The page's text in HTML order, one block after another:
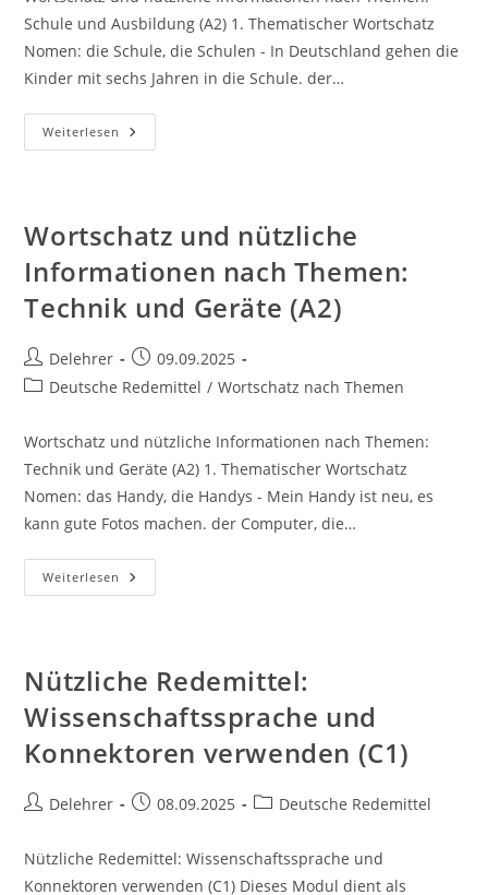
Schule und Ausbildung (A2) 1. Thematischer Wortschatz
Nomen: die Schule, die Schulen - In Deutschland gehen die
Kinder mit sechs Jahren in die Schule. der…
Weiterlesen Wortschatz
Und
Schule
Und
(A2)
Wortschatz und nützliche
Informationen nach Themen:
Technik und Geräte (A2)
Beitrags-
Autor:
Delehrer
Beitrag
veröffentlicht:
09.09.2025
Beitrags-
Deutsche Redemittel / Wortschatz nach Themen
Wortschatz und nützliche Informationen nach Themen:
Technik und Geräte (A2) 1. Thematischer Wortschatz
Nomen: das Handy, die Handys - Mein Handy ist neu, es
kann gute Fotos machen. der Computer, die…
Weiterlesen Wortschatz
Und
Technik
Und
(A2)
Nützliche Redemittel:
Wissenschaftssprache und
Konnektoren verwenden (C1)
Beitrags-
Delehrer
Beitrag08.09.2025
Beitrags-
Deutsche Redemittel
Nützliche Redemittel: Wissenschaftssprache und
Konnektoren verwenden (C1) Dieses Modul dient als